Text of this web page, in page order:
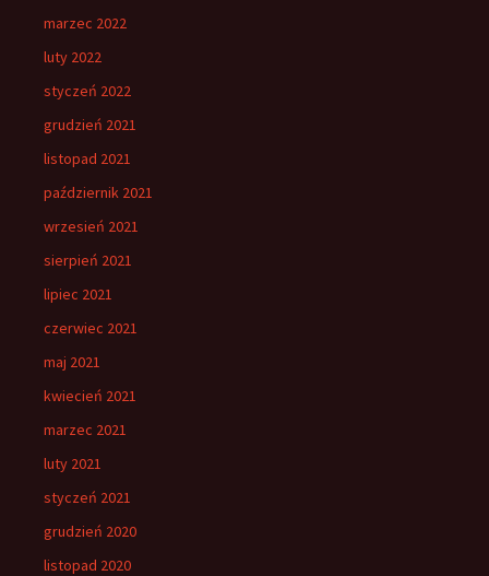
marzec 2022
luty 2022
styczeń 2022
grudzień 2021
listopad 2021
październik 2021
wrzesień 2021
sierpień 2021
lipiec 2021
czerwiec 2021
maj 2021
kwiecień 2021
marzec 2021
luty 2021
styczeń 2021
grudzień 2020
listopad 2020